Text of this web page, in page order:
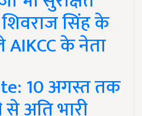
शिवराज सिंह के
के नेता
10 अगस्त तक